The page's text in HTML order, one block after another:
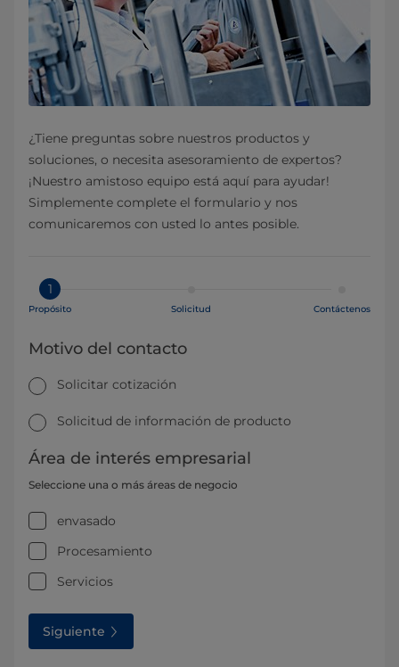
¿Tiene preguntas sobre nuestros productos y
soluciones, o necesita asesoramiento de expertos?
¡Nuestro amistoso equipo está aquí para ayudar!
Simplemente complete el formulario y nos
comunicaremos con usted lo antes posible.
1
Propósito Solicitud Contáctenos
Motivo del contacto
Solicitar cotización
Solicitud de información de producto
Área de interés empresarial
Seleccione una o más áreas de negocio
envasado
Procesamiento
Servicios
Siguiente